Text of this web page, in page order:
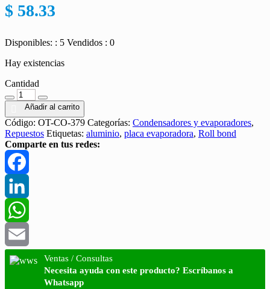
$ 58.33
Disponibles: : 5 Vendidos : 0
Hay existencias
Cantidad
Añadir al carrito
Código: OT-CO-379 Categorías: Condensadores y evaporadores,
Repuestos Etiquetas: aluminio, placa evaporadora, Roll bond
Comparte en tus redes:
Facebook
LinkedIn
WhatsApp
Email
Ventas / Consultas
Necesita ayuda con este producto? Escríbanos a
Whatsapp